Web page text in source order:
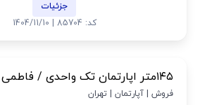
جزئیات
کد: 85704 | 1404/11/10
۱۴۵متر اپارتمان تک واحدی / فاطمی گلها
فروش | آپارتمان | تهران